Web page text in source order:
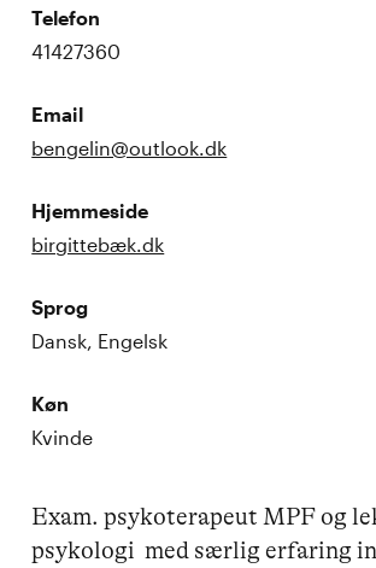
Telefon
41427360
Email
bengelin@outlook.dk
Hjemmeside
birgittebæk.dk
Sprog
Dansk, Engelsk
Køn
Kvinde
Exam. psykoterapeut MPF og
psykologi  med særlig erfaring